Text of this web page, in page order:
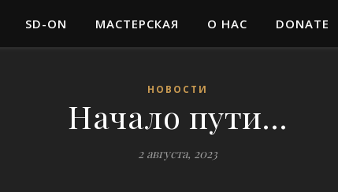
SD-ON МАСТЕРСКАЯ О НАС DONATE
НОВОСТИ
Начало пути…
2 августа, 2023